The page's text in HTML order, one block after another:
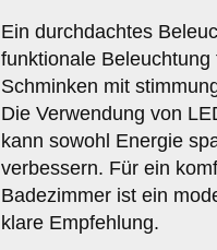
Ein durchdachtes
funktionale
Schminken mit
Die Verwendung von
kann sowohl Energie
verbessern. Für ein
Badezimmer ist ein
klare Empfehlung.